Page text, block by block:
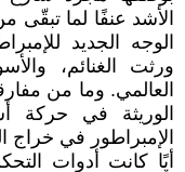
الأشد عنفًا لما تبقّى
الوجه الجديد
ورثت الغنائم،
العالمي. وما من
الوريثة في حركة
الإمبراطور في خراج
أيًا كانت أدوات